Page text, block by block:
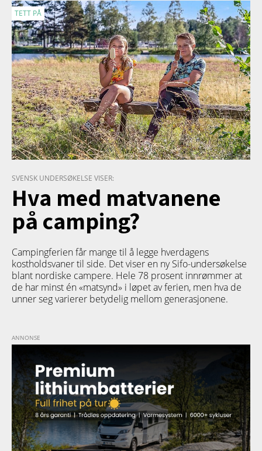
TETT PÅ
SVENSK UNDERSØKELSE VISER:
Hva med matvanene
på camping?
Campingferien får mange til å legge hverdagens
kostholdsvaner til side. Det viser en ny Sifo-undersøkelse
blant nordiske campere. Hele 78 prosent innrømmer at
de har minst én «matsynd» i løpet av ferien, men hva de
unner seg varierer betydelig mellom generasjonene.